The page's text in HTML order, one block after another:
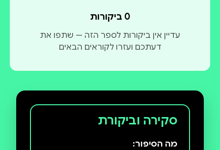
0 ביקורות
עדיין אין ביקורות לספר הזה — שתפו את
דעתכם ועזרו לקוראים הבאים
סקירה וביקורת
מה הסיפור: